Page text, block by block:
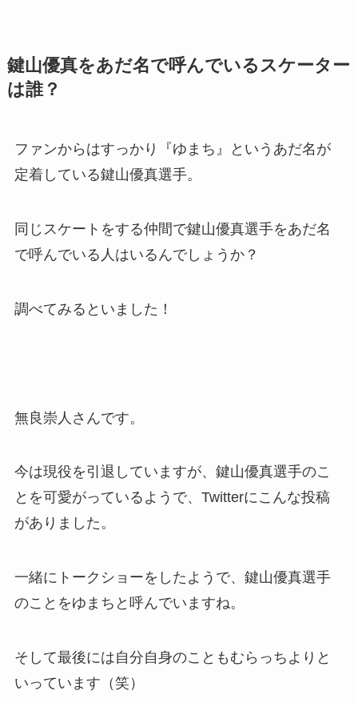
鍵山優真をあだ名で呼んでいるスケーター
は誰？
ファンからはすっかり『ゆまち』というあだ名が
定着している鍵山優真選手。
同じスケートをする仲間で鍵山優真選手をあだ名
で呼んでいる人はいるんでしょうか？
調べてみるといました！
無良崇人さんです。
今は現役を引退していますが、鍵山優真選手のこ
とを可愛がっているようで、Twitterにこんな投稿
がありました。
一緒にトークショーをしたようで、鍵山優真選手
のことをゆまちと呼んでいますね。
そして最後には自分自身のこともむらっちよりと
いっています（笑）